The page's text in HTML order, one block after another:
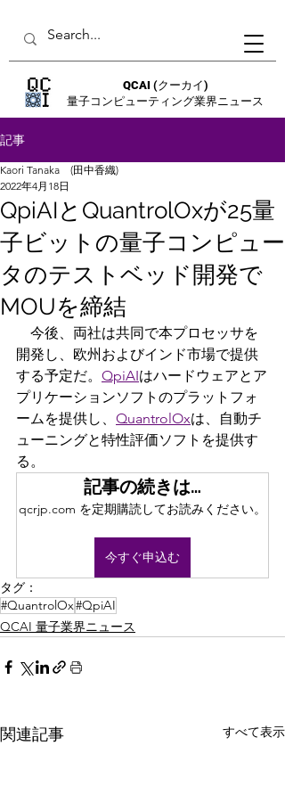
QCAI (クーカイ)
量子コンピューティング業界ニュース
記事
QpiAIとQuantrolOxが25量
子ビットの量子コンピュー
タのテストベッド開発で
MOUを締結
Kaori Tanaka (田中香織)
2022年4月18日
今後、両社は共同で本プロセッサを
開発し、欧州およびインド市場で提供
する予定だ。 QpiAIはハードウェアとア
プリケーションソフトのプラットフォ
ームを提供し、 QuantrolOxは、自動チ
ューニングと特性評価ソフトを提供す
る。
記事の続きは…
qcrjp.com を定期購読してお読みください。
今すぐ申込む
タグ：
#QuantrolOx#QpiAI
QCAI 量子業界ニュース
関連記事 すべて表示